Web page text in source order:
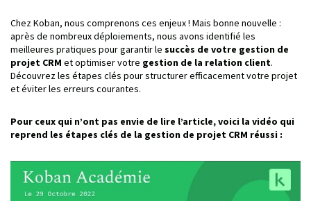
Chez Koban, nous comprenons ces enjeux ! Mais bonne nouvelle :
après de nombreux déploiements, nous avons identifié les
meilleures pratiques pour garantir le succès de votre gestion de
projet CRM et optimiser votre gestion de la relation client.
Découvrez les étapes clés pour structurer efficacement votre projet
et éviter les erreurs courantes.
Pour ceux qui n’ont pas envie de lire l’article, voici la vidéo qui
reprend les étapes clés de la gestion de projet CRM réussi :